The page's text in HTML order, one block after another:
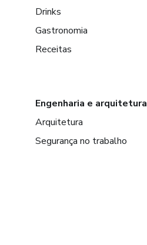
Drinks
Gastronomia
Receitas
Engenharia e arquitetura
Arquitetura
Segurança no trabalho